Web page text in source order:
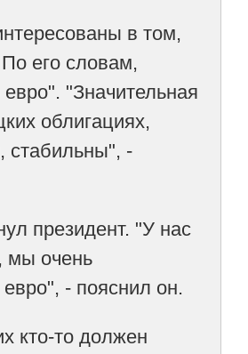
в том,
его словам,
"Значительная
облигациях,
стабильны", -
президент. "У нас
мы очень
- пояснил он.
кто-то должен